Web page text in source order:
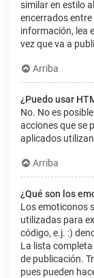
similar en estilo
encerrados entre
información, lea
vez que va a
Arriba
¿Puedo usar
No. No es
acciones que se
aplicados
Arriba
¿Qué son los
Los emoticonos
utilizadas para
código, e.j. :)
La lista
de publicación.
pues pueden